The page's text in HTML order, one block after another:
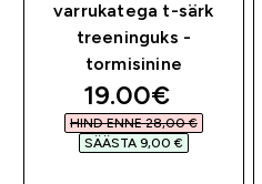
varrukatega t-särk
treeninguks -
tormisinine
discounted
19.00€‎
HIND ENNE 28,00 €‎
SÄÄSTA 9,00 €‎